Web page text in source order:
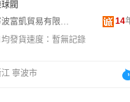
閥
寧波富凱貿易有限公司
14
均發貨速度： 暫無記錄
寧波市